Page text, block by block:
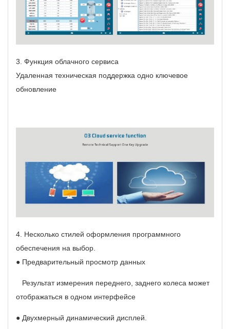
3. Функция облачного сервиса
Удаленная техническая поддержка одно ключевое
обновление
4. Несколько стилей оформления программного
обеспечения на выбор.
● Предварительный просмотр данных
Результат измерения переднего, заднего колеса может
отображаться в одном интерфейсе
● Двухмерный динамический дисплей.